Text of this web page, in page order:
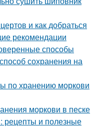
и как добраться
рекомендации
способы
сохранения на
по хранению моркови
моркови в песке
рецепты и полезные